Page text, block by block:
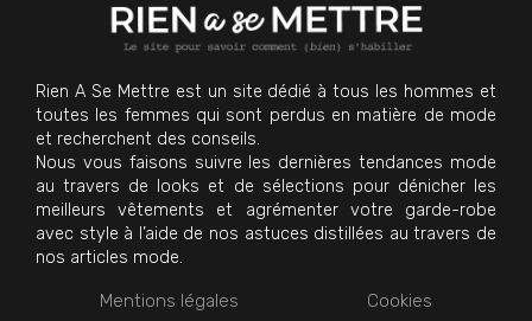
Rien A Se Mettre est un site dédié à tous les hommes et
toutes les femmes qui sont perdus en matière de mode
et recherchent des conseils.
Nous vous faisons suivre les dernières tendances mode
au travers de looks et de sélections pour dénicher les
meilleurs vêtements et agrémenter votre garde-robe
avec style à l’aide de nos astuces distillées au travers de
nos articles mode.
Mentions légales Cookies